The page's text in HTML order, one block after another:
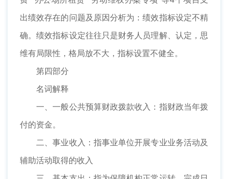
出绩效存在的问题及原因分析为：绩效指标设定不精
确。绩效指标设定往往只是财务人员理解、认定，思
维有局限性，格局放不大，指标设置不健全。
第四部分
名词解释
一、一般公共预算财政拨款收入：指财政当年拨
付的资金。
二、事业收入：指事业单位开展专业业务活动及
辅助活动取得的收入